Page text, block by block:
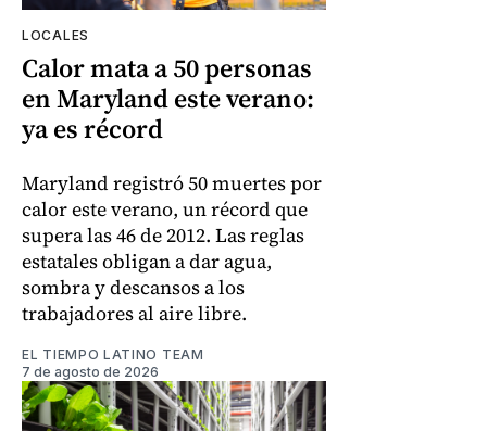
LOCALES
Calor mata a 50 personas
en Maryland este verano:
ya es récord
Maryland registró 50 muertes por
calor este verano, un récord que
supera las 46 de 2012. Las reglas
estatales obligan a dar agua,
sombra y descansos a los
trabajadores al aire libre.
EL TIEMPO LATINO TEAM
7 de agosto de 2026